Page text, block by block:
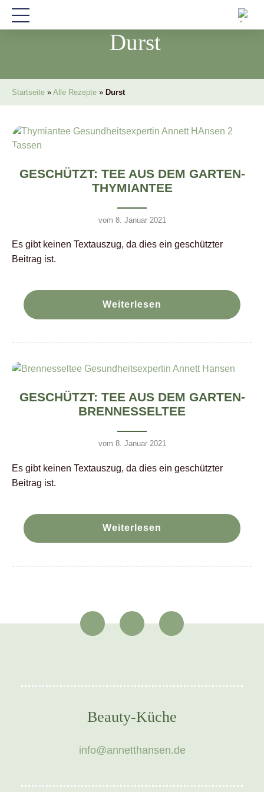
Durst
Startseite » Alle Rezepte » Durst
GESCHÜTZT: TEE AUS DEM GARTEN-
THYMIANTEE
vom 8. Januar 2021
Es gibt keinen Textauszug, da dies ein geschützter
Beitrag ist.
Weiterlesen
GESCHÜTZT: TEE AUS DEM GARTEN-
BRENNESSELTEE
vom 8. Januar 2021
Es gibt keinen Textauszug, da dies ein geschützter
Beitrag ist.
Weiterlesen
Beauty-Küche
info@annetthansen.de